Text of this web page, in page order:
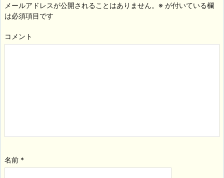
メールアドレスが公開されることはありません。 ※ が付いている欄
は必須項目です
コメント
名前 *